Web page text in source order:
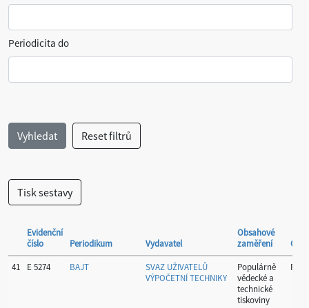
Periodicita do
Evidenční
číslo
Periodikum Vydavatel
Obsahové
zaměření
41
E 5274 BAJT
SVAZ UŽIVATELŮ
VÝPOČETNÍ TECHNIKY
Populárně
vědecké a
technické
tiskoviny